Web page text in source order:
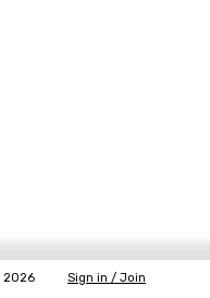
2026 Sign in / Join